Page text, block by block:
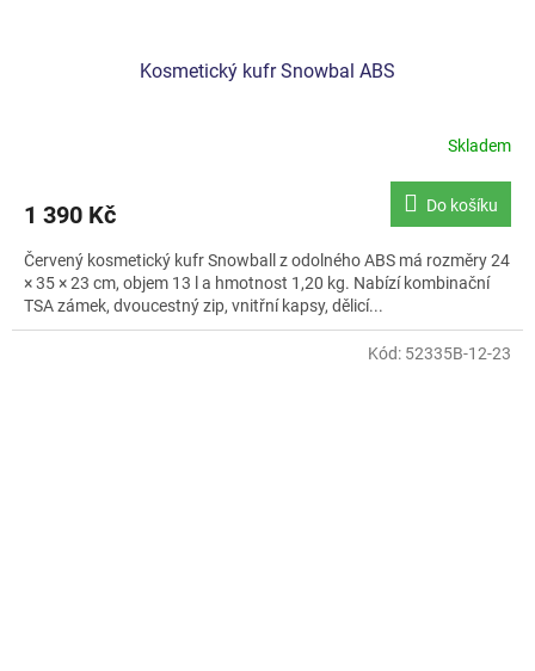
Kosmetický kufr Snowbal ABS
Skladem
1 390 Kč Do košíku
Červený kosmetický kufr Snowball z odolného ABS má rozměry 24
× 35 × 23 cm, objem 13 l a hmotnost 1,20 kg. Nabízí kombinační
TSA zámek, dvoucestný zip, vnitřní kapsy, dělicí...
Kód: 52335B-12-23